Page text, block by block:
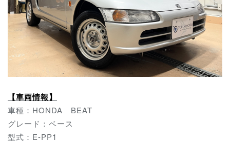
【車両情報】
車種：HONDA BEAT
グレード：ベース
型式：E-PP1